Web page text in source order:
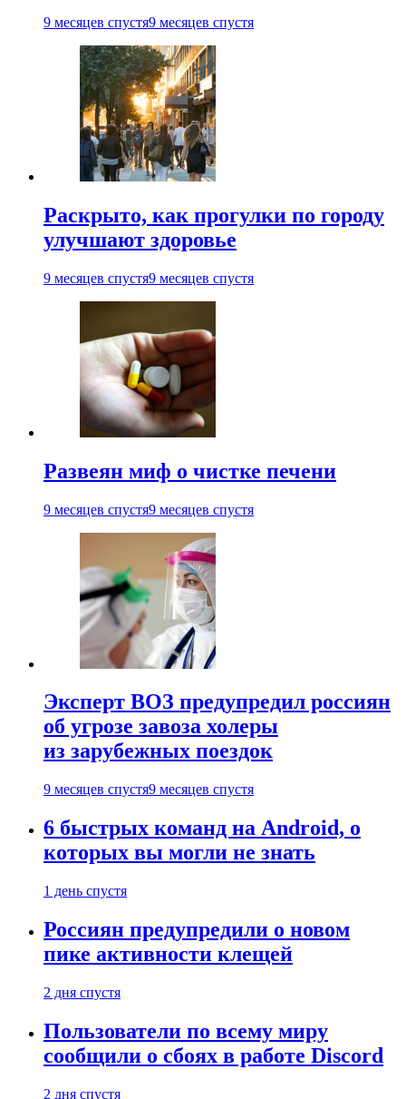
9 месяцев спустя9 месяцев спустя
Раскрыто, как прогулки по городу
улучшают здоровье
9 месяцев спустя9 месяцев спустя
Развеян миф о чистке печени
9 месяцев спустя9 месяцев спустя
Эксперт ВОЗ предупредил россиян
об угрозе завоза холеры
из зарубежных поездок
9 месяцев спустя9 месяцев спустя
6 быстрых команд на Android, о
которых вы могли не знать
1 день спустя
Россиян предупредили о новом
пике активности клещей
2 дня спустя
Пользователи по всему миру
сообщили о сбоях в работе Discord
2 дня спустя